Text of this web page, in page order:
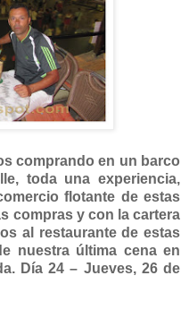
comprando en un barco
toda una experiencia,
flotante de estas
compras y con la cartera
al restaurante de estas
nuestra última cena en
Día 24 – Jueves, 26 de